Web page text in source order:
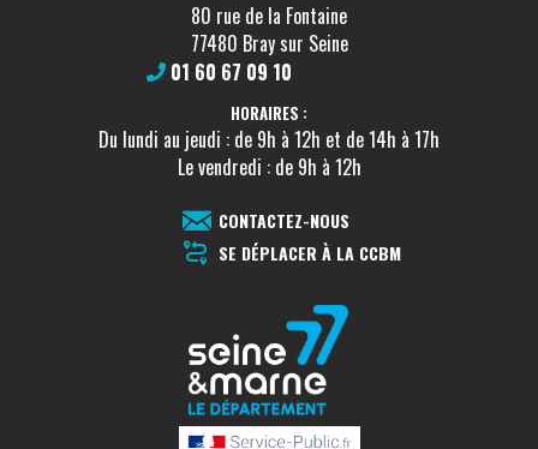
80 rue de la Fontaine
77480 Bray sur Seine
01 60 67 09 10
HORAIRES :
Du lundi au jeudi : de 9h à 12h et de 14h à 17h
Le vendredi : de 9h à 12h
CONTACTEZ-NOUS
SE DÉPLACER À LA CCBM